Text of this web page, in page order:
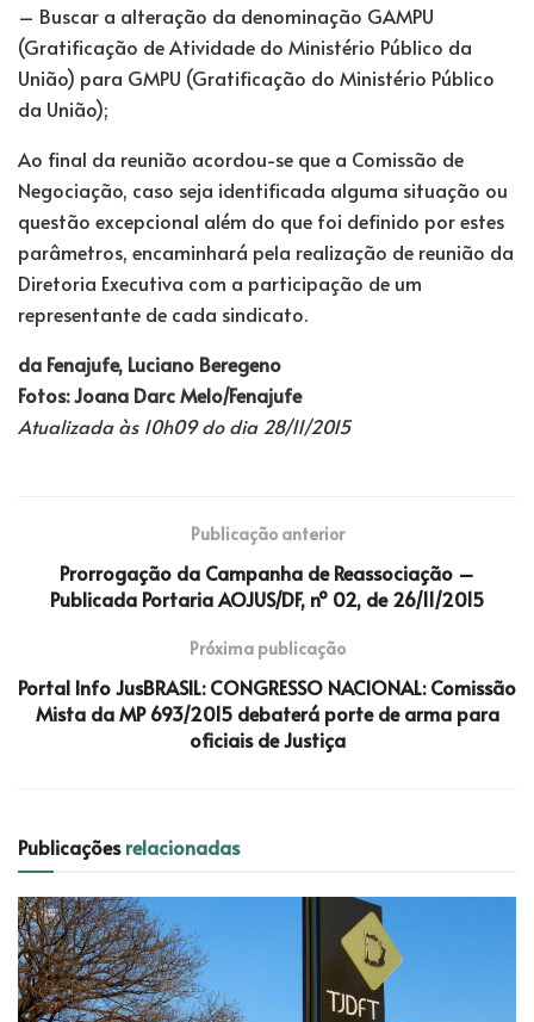
– Buscar a alteração da denominação GAMPU
(Gratificação de Atividade do Ministério Público da
União) para GMPU (Gratificação do Ministério Público
da União);
Ao final da reunião acordou-se que a Comissão de
Negociação, caso seja identificada alguma situação ou
questão excepcional além do que foi definido por estes
parâmetros, encaminhará pela realização de reunião da
Diretoria Executiva com a participação de um
representante de cada sindicato.
da Fenajufe, Luciano Beregeno
Fotos: Joana Darc Melo/Fenajufe
Atualizada às 10h09 do dia 28/11/2015
Publicação anterior
Prorrogação da Campanha de Reassociação –
Publicada Portaria AOJUS/DF, nº 02, de 26/11/2015
Próxima publicação
Portal Info JusBRASIL: CONGRESSO NACIONAL: Comissão
Mista da MP 693/2015 debaterá porte de arma para
oficiais de Justiça
Publicaçõesrelacionadas